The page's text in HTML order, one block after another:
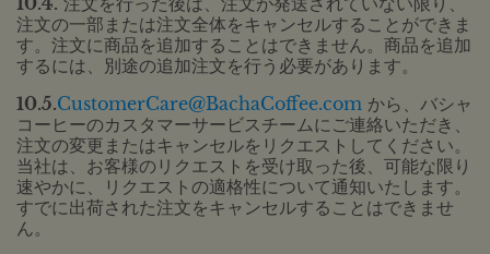
注文の一部または注文全体をキャンセルすることができま
す。注文に商品を追加することはできません。商品を追加
するには、別途の追加注文を行う必要があります。
10.5.CustomerCare@BachaCoffee.com から、バシャ
コーヒーのカスタマーサービスチームにご連絡いただき、
注文の変更またはキャンセルをリクエストしてください。
当社は、お客様のリクエストを受け取った後、可能な限り
速やかに、リクエストの適格性について通知いたします。
すでに出荷された注文をキャンセルすることはできませ
ん。